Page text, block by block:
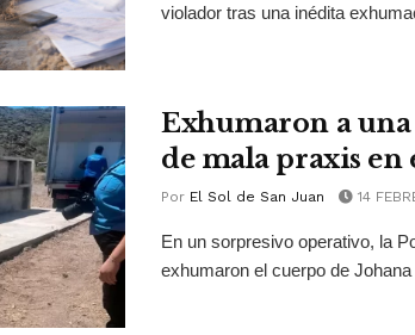
violador tras una inédita
Exhumaron a
de mala praxis en
Por El Sol de San Juan 14
En un sorpresivo operativo, la
exhumaron el cuerpo de